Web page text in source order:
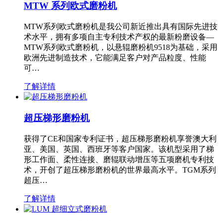
MTW 系列欧式磨粉机
MTW系列欧式磨粉机是我公司新近推出具有国际先进技
术水平，拥有多项自主专利技术产权的最新粉磨设备—
MTW系列欧式磨粉机，以悬辊磨粉机9518为基础，采用
欧洲先进制造技术，它能满足客户对产品粒度、性能
可…
了解详情
超压梯形磨粉机
获得了CE和国家专利证书，超压梯形磨粉机享誉澳大利
亚、美国、英国、西班牙等客户国家。该机型采用了梯
形工作面、柔性连接、磨辊联动增压等五项磨机专利技
术，开创了超压梯形磨粉机的世界最高水平。TGM系列
超压…
了解详情